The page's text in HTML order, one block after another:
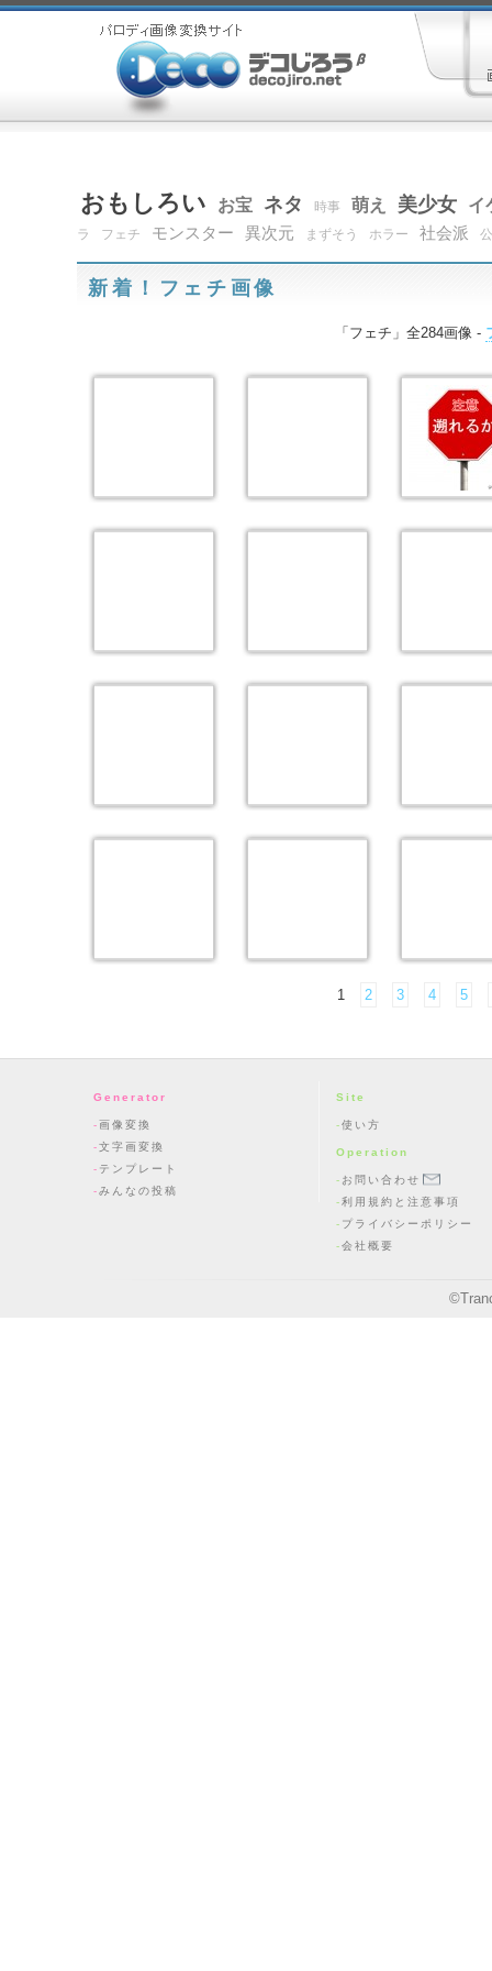
おもしろい お宝 ネタ 時事 萌え 美少女 イ
ラ フェチ モンスター 異次元 まずそう ホラー 社会派
新着！フェチ画像
「フェチ」全284画像 -
1 2 3 4 5
Generator
画像変換
文字画変換
テンプレート
みんなの投稿
Site
使い方
Operation
お問い合わせ
利用規約と注意事項
プライバシーポリシー
会社概要
©